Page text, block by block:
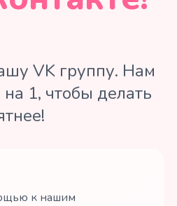
VK группу. Нам
1, чтобы делать
к нашим